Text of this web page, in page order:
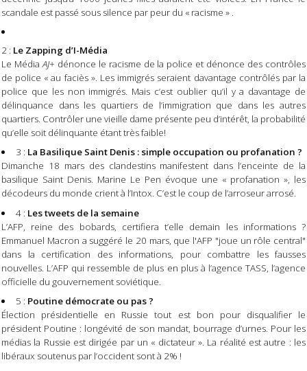
scandale est passé sous silence par peur du « racisme » .
2 : Le Zapping d’I-Média
Le MédiaAJ+ dénonce le racisme de la police et dénonce des contrôles
de police « au faciès ». Les immigrés seraient davantage contrôlés par la
police que les non immigrés. Mais c’est oublier qu’il y a davantage de
délinquance dans les quartiers de l’immigration que dans les autres
quartiers. Contrôler une vieille dame présente peu d’intérêt, la probabilité
qu’elle soit délinquante étant très faible!
3 : La Basilique Saint Denis : simple occupation ou profanation ?
Dimanche 18 mars des clandestins manifestent dans l’enceinte de la
basilique Saint Denis. Marine Le Pen évoque une « profanation », les
décodeurs du monde crient à l’Intox. C’est le coup de l’arroseur arrosé.
4 : Les tweets de la semaine
L’AFP, reine des bobards, certifiera t’elle demain les informations ?
Emmanuel Macron a suggéré le 20 mars, que l'AFP "joue un rôle central"
dans la certification des informations, pour combattre les fausses
nouvelles. L’AFP qui ressemble de plus en plus à l’agence TASS, l’agence
officielle du gouvernement soviétique.
5 : Poutine démocrate ou pas ?
Élection présidentielle en Russie tout est bon pour disqualifier le
président Poutine : longévité de son mandat, bourrage d’urnes. Pour les
médias la Russie est dirigée par un « dictateur ». La réalité est autre : les
libéraux soutenus par l’occident sont à 2% !